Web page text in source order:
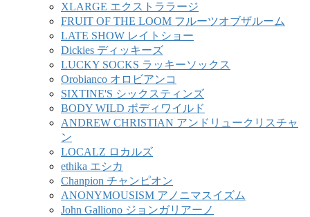
XLARGE エクストララージ
FRUIT OF THE LOOM フルーツオブザルーム
LATE SHOW レイトショー
Dickies ディッキーズ
LUCKY SOCKS ラッキーソックス
Orobianco オロビアンコ
SIXTINE'S シックスティンズ
BODY WILD ボディワイルド
ANDREW CHRISTIAN アンドリュークリスチャ
ン
LOCALZ ロカルズ
ethika エシカ
Chanpion チャンピオン
ANONYMOUSISM アノニマスイズム
John Galliono ジョンガリアーノ